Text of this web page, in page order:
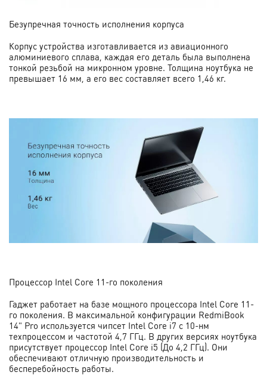
Безупречная точность исполнения корпуса
Корпус устройства изготавливается из авиационного
алюминиевого сплава, каждая его деталь была выполнена
тонкой резьбой на микронном уровне. Толщина ноутбука не
превышает 16 мм, а его вес составляет всего 1,46 кг.
Процессор Intel Core 11-го поколения
Гаджет работает на базе мощного процессора Intel Core 11-
го поколения. В максимальной конфигурации RedmiBook
14" Pro используется чипсет Intel Core i7 с 10-нм
техпроцессом и частотой 4,7 ГГц. В других версиях ноутбука
присутствует процессор Intel Core i5 (До 4,2 ГГц). Они
обеспечивают отличную производительность и
бесперебойность работы.